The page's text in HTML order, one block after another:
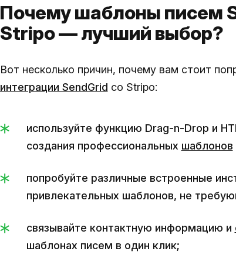
Почему шаблоны писем
Stripo — лучший выбор?
Вот несколько причин, почему вам стоит
интеграции SendGrid со Stripo:
используйте функцию Drag-n-Drop и
создания профессиональных шаблонов
попробуйте различные встроенные
привлекательных шаблонов, не
связывайте контактную информацию и
шаблонах писем в один клик;